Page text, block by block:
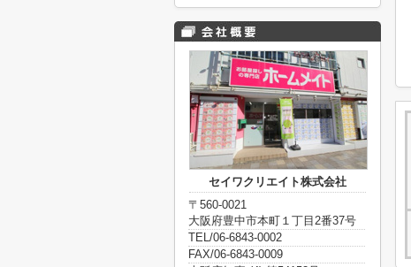
セイワクリエイト株式会社
〒560-0021
大阪府豊中市本町１丁目2番37号
TEL/06-6843-0002
FAX/06-6843-0009